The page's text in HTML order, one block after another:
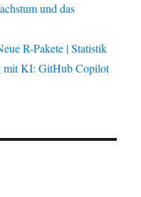
und das
R-Pakete | Statistik
mit KI: GitHub Copilot